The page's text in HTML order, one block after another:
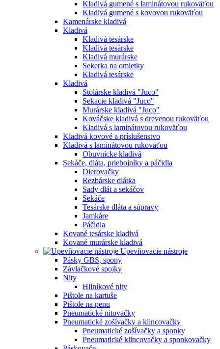
Kladivá gumené s laminátovou rukoväťou
Kladivá gumené s kovovou rukoväťou
Kamenárske kladivá
Kladivá
Kladivá tesárske
Kladivá tesárske
Kladivá murárske
Sekerka na omietky
Kladivá tesárske
Kladivá
Stolárske kladivá "Juco"
Sekacie kladivá "Juco"
Murárske kladivá "Juco"
Kováčske kladivá s drevenou rukoväťou
Kladivá s laminátovou rukoväťou
Kladivá kovové a príslušenstvo
Kladivá s laminátovou rukoväťou
Obuvnícke kladivá
Sekáče, dláta, priebojníky a páčidla
Dierovačky
Rezbárske dlátka
Sady dlát a sekáčov
Sekáče
Tesárske dláta a súpravy
Jamkáre
Páčidla
Kované tesárske kladivá
Kované murárske kladivá
Upevňovacie nástroje
Pásky GBS, spony
Závlačkové spojky
Nity
Hliníkové nity
Pištole na kartuše
Pištole na penu
Pneumatické nitovačky
Pneumatické zošívačky a klincovačky
Pneumatické zošívačky a sponky
Pneumatické klincovačky a sponkovačky